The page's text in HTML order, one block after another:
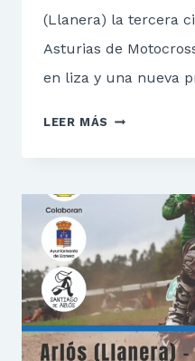
(Llanera) la tercera
Asturias de
en liza y una nueva
LEER MÁS EL
INFANTIL
DISFRUTO
EN